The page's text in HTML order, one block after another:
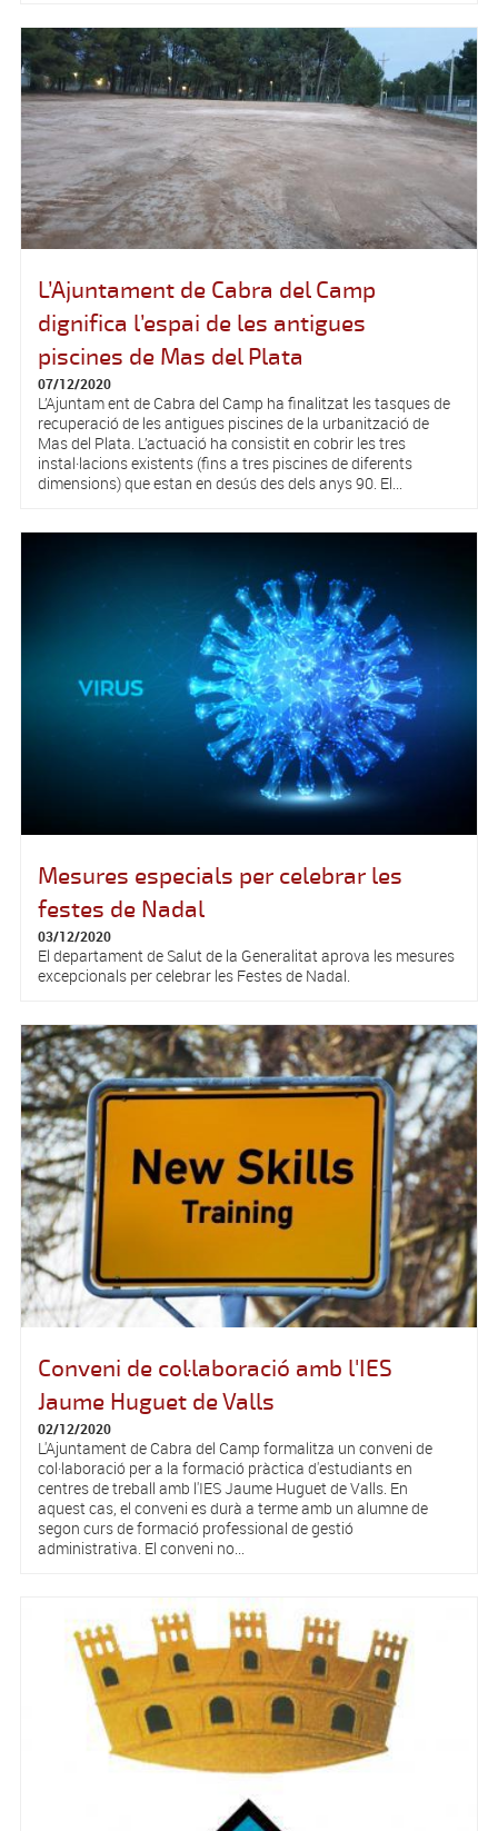
L’Ajuntament de Cabra del Camp
dignifica l’espai de les antigues
piscines de Mas del Plata
07/12/2020
L’Ajuntam ent de Cabra del Camp ha finalitzat les tasques de
recuperació de les antigues piscines de la urbanització de
Mas del Plata. L’actuació ha consistit en cobrir les tres
instal·lacions existents (fins a tres piscines de diferents
dimensions) que estan en desús des dels anys 90. El...
Mesures especials per celebrar les
festes de Nadal
03/12/2020
El departament de Salut de la Generalitat aprova les mesures
excepcionals per celebrar les Festes de Nadal.
Conveni de col·laboració amb l'IES
Jaume Huguet de Valls
02/12/2020
L'Ajuntament de Cabra del Camp formalitza un conveni de
col·laboració per a la formació pràctica d'estudiants en
centres de treball amb l'IES Jaume Huguet de Valls. En
aquest cas, el conveni es durà a terme amb un alumne de
segon curs de formació professional de gestió
administrativa. El conveni no...